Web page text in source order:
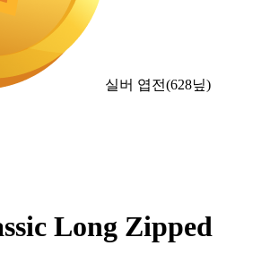
실버 엽전(628닢)
Long Zipped